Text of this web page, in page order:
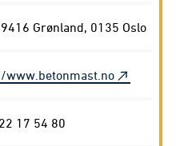
Grønland, 0135 Oslo
www.betonmast.no
17 54 80